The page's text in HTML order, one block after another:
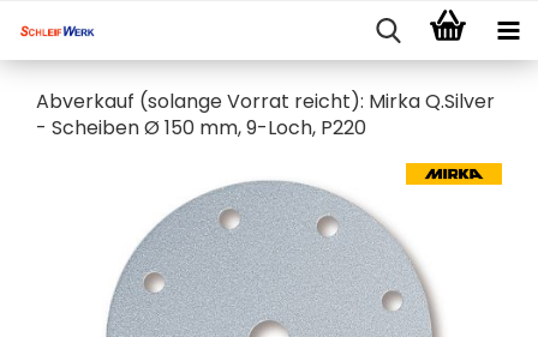
Abverkauf (solange Vorrat reicht): Mirka Q.Silver
- Scheiben Ø 150 mm, 9-Loch, P220